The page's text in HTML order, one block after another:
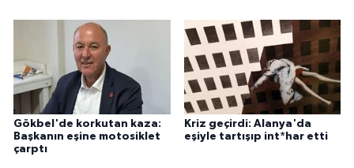
Gökbel'de korkutan kaza:
Başkanın eşine motosiklet
çarptı
Kriz geçirdi: Alanya'da
eşiyle tartışıp int*har etti